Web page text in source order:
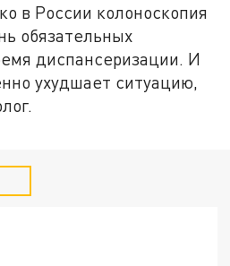
в России колоноскопия
обязательных
диспансеризации. И
ухудшает ситуацию,